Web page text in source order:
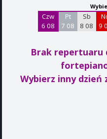
Czw
6 08
Pt
7 08
Sb
8 08
9
Brak repertuaru
Wybierz inny dzień